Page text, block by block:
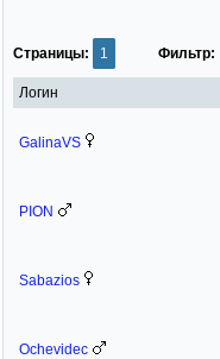
Фильтр:
Страницы: 1
Логин
GalinaVS
PION
Sabazios
Ochevidec